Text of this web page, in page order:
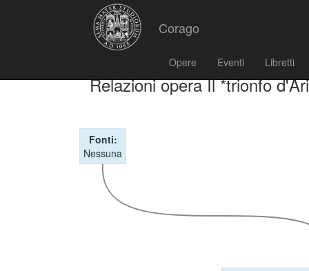
Corago
Opere Eventi Libretti
Relazioni opera Il *trionfo
Fonti:
Nessuna